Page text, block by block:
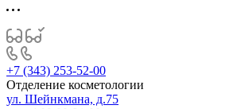
+7 (343) 253-52-00
Отделение косметологии
ул. Шейнкмана, д.75